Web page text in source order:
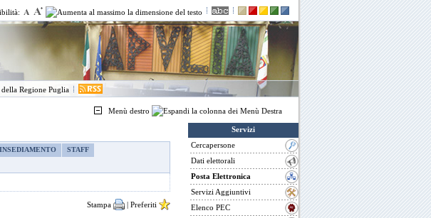
Regione Puglia
Menù destro
STAFF
Stampa | Preferiti
Servizi
Cercapersone
Dati elettorali
Posta Elettronica
Servizi Aggiuntivi
Elenco PEC